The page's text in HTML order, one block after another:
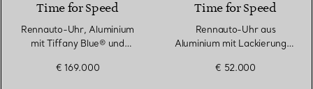
Time for Speed
Rennauto-Uhr, Aluminium
mit Tiffany Blue® und
€ 169.000
Time for Speed
Rennauto-Uhr aus
Aluminium mit Lackierung in
€ 52.000